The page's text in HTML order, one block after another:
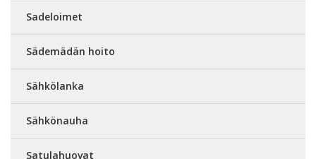
Sadeloimet
Sädemädän hoito
Sähkölanka
Sähkönauha
Satulahuovat